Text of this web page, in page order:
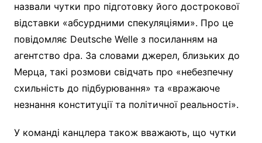
назвали чутки про підготовку його дострокової
відставки «абсурдними спекуляціями». Про це
повідомляє Deutsche Welle з посиланням на
агентство dpa. За словами джерел, близьких до
Мерца, такі розмови свідчать про «небезпечну
схильність до підбурювання» та «вражаюче
незнання конституції та політичної реальності».
У команді канцлера також вважають, що чутки